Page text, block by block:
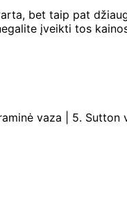
bet taip pat
įveikti tos
vaza | 5. Sutton